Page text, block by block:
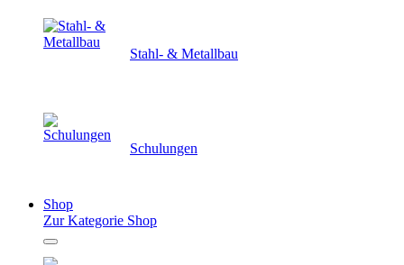
Stahl- & Metallbau
Schulungen
Shop
Zur Kategorie Shop